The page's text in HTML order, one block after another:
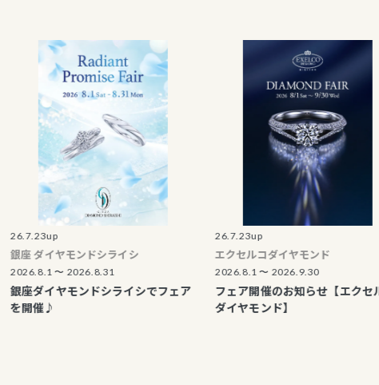
イヤモンドシライシ
〜 2026.8.31
イヤモンドシライシでフェア
♪
26.7.23up
エクセルコダイヤモンド
2026.8.1 〜 2026.9.30
フェア開催のお知らせ【エクセルコ
ダイヤモンド】